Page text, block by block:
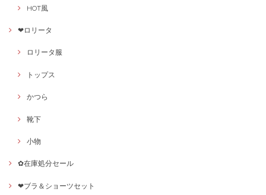
HOT風
❤ロリータ
ロリータ服
トップス
かつら
靴下
小物
✿在庫処分セール
❤ブラ＆ショーツセット